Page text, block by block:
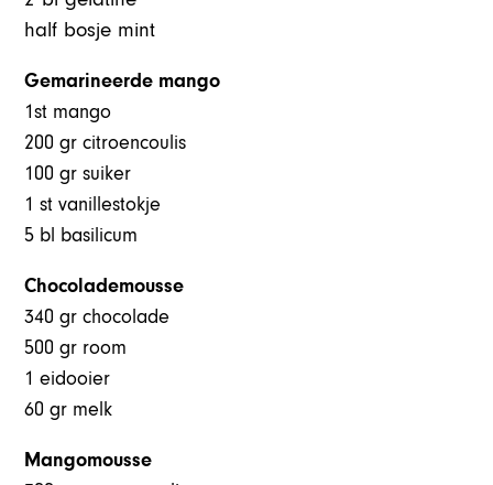
half bosje mint
Gemarineerde mango
1st mango
200 gr citroencoulis
100 gr suiker
1 st vanillestokje
5 bl basilicum
Chocolademousse
340 gr chocolade
500 gr room
1 eidooier
60 gr melk
Mangomousse